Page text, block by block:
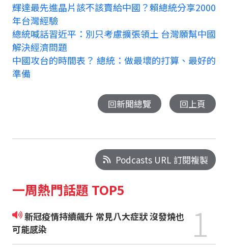
輝達最先進晶片該不該賣給中國？賴總統分享2000
年台灣經驗
總統喊話習近平：別只考慮擴張領土 台灣願幫中國
解決經濟問題
中國攻台的時間表？ 總統：做最壞的打算、最好的
準備
回新聞總覽 回上頁
Podcasts URL 訂閱複製
一周熱門話題 TOP5
新冠疫情持續飆升 常見八大症狀 沒發燒也
可能感染
1